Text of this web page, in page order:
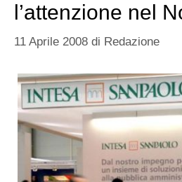
l’attenzione nel
11 Aprile 2008 di Redazione